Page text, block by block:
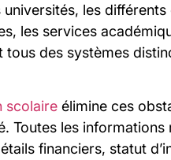
universités, les
les services
tous des systèmes
scolaire élimine ces
Toutes les
financiers, statut